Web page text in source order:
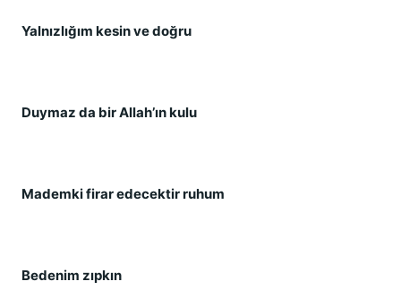
Yalnızlığım kesin ve doğru
Duymaz da bir Allah’ın kulu
Mademki firar edecektir ruhum
Bedenim zıpkın